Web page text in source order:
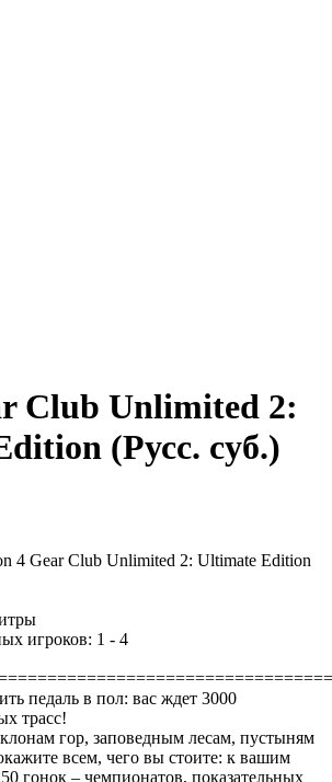
Club Unlimited 2:
(Русс. суб.)
4 Gear Club Unlimited 2: Ultimate Edition
игроков: 1 - 4
педаль в пол: вас ждет 3000
трасс!
гор, заповедным лесам, пустыням
всем, чего вы стоите: к вашим
гонок – чемпионатов, показательных